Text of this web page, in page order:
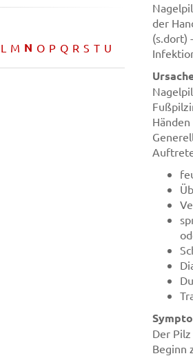
L M N O P Q R S T U
der
(s.dort)
Der
Beginn